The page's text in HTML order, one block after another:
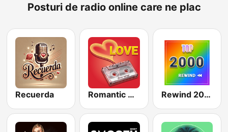
Posturi de radio online care ne plac
Recuerda Romantic Vibes Rewind 2000's